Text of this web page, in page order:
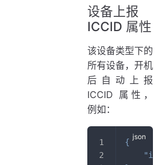
设备上报
ICCID 属性
该设备类型下的
所有设备，开机
后自动上报
ICCID 属性，
例如：
{